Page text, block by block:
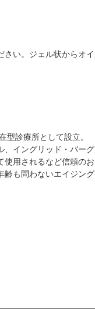
い。ジェル状からオ
型診療所として設立。
イングリッド・バーグ
用されるなど信頼のお
も問わないエイジン